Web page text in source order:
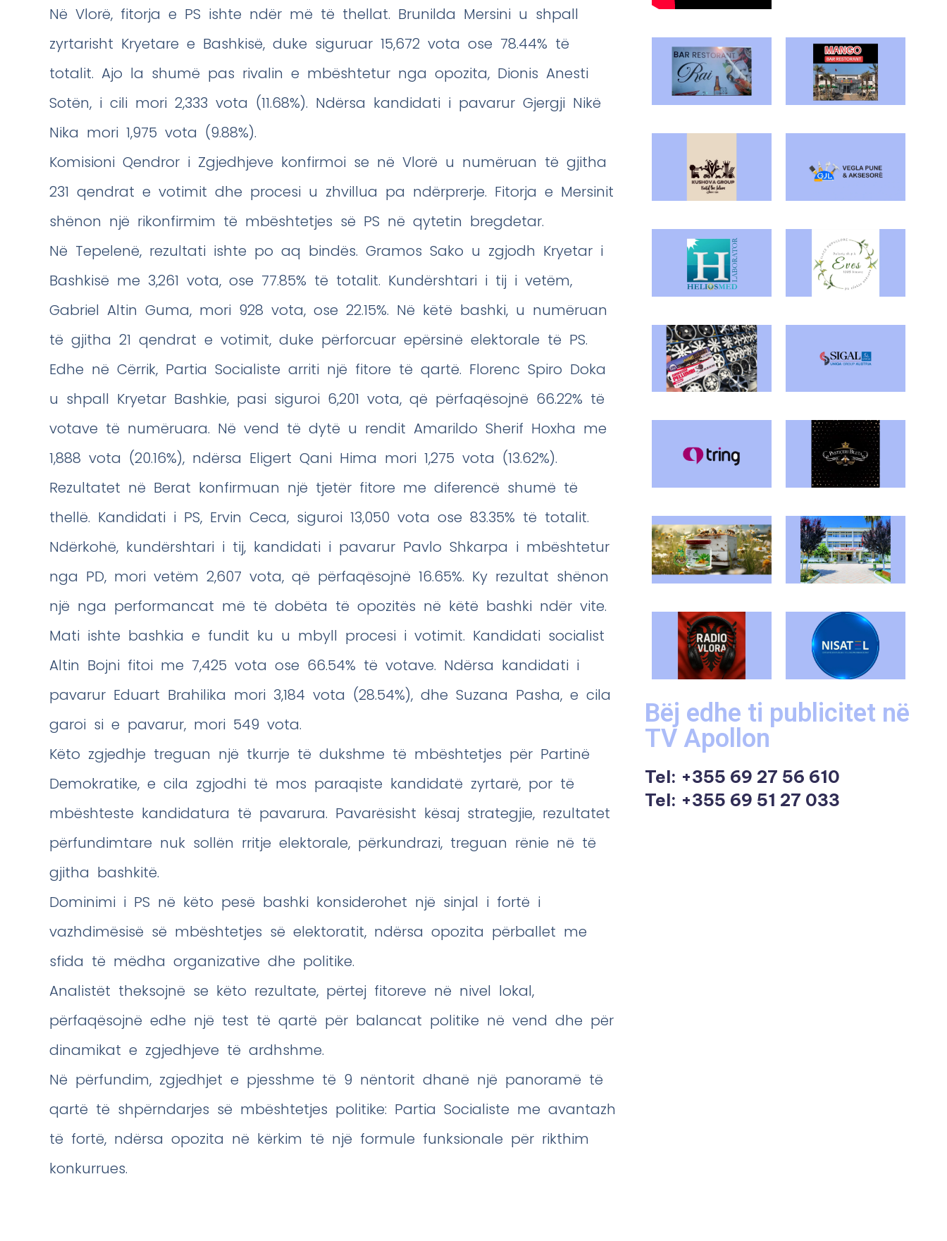
Në Vlorë, fitorja e PS ishte ndër më të thellat. Brunilda Mersini u shpall
zyrtarisht Kryetare e Bashkisë, duke siguruar 15,672 vota ose 78.44% të
totalit. Ajo la shumë pas rivalin e mbështetur nga opozita, Dionis Anesti
Sotën, i cili mori 2,333 vota (11.68%). Ndërsa kandidati i pavarur Gjergji Nikë
Nika mori 1,975 vota (9.88%).
Komisioni Qendror i Zgjedhjeve konfirmoi se në Vlorë u numëruan të gjitha
231 qendrat e votimit dhe procesi u zhvillua pa ndërprerje. Fitorja e Mersinit
shënon një rikonfirmim të mbështetjes së PS në qytetin bregdetar.
Në Tepelenë, rezultati ishte po aq bindës. Gramos Sako u zgjodh Kryetar i
Bashkisë me 3,261 vota, ose 77.85% të totalit. Kundërshtari i tij i vetëm,
Gabriel Altin Guma, mori 928 vota, ose 22.15%. Në këtë bashki, u numëruan
të gjitha 21 qendrat e votimit, duke përforcuar epërsinë elektorale të PS.
Edhe në Cërrik, Partia Socialiste arriti një fitore të qartë. Florenc Spiro Doka
u shpall Kryetar Bashkie, pasi siguroi 6,201 vota, që përfaqësojnë 66.22% të
votave të numëruara. Në vend të dytë u rendit Amarildo Sherif Hoxha me
1,888 vota (20.16%), ndërsa Eligert Qani Hima mori 1,275 vota (13.62%).
Rezultatet në Berat konfirmuan një tjetër fitore me diferencë shumë të
thellë. Kandidati i PS, Ervin Ceca, siguroi 13,050 vota ose 83.35% të totalit.
Ndërkohë, kundërshtari i tij, kandidati i pavarur Pavlo Shkarpa i mbështetur
nga PD, mori vetëm 2,607 vota, që përfaqësojnë 16.65%. Ky rezultat shënon
një nga performancat më të dobëta të opozitës në këtë bashki ndër vite.
Mati ishte bashkia e fundit ku u mbyll procesi i votimit. Kandidati socialist
Altin Bojni fitoi me 7,425 vota ose 66.54% të votave. Ndërsa kandidati i
pavarur Eduart Brahilika mori 3,184 vota (28.54%), dhe Suzana Pasha, e cila
garoi si e pavarur, mori 549 vota.
Këto zgjedhje treguan një tkurrje të dukshme të mbështetjes për Partinë
Demokratike, e cila zgjodhi të mos paraqiste kandidatë zyrtarë, por të
mbështeste kandidatura të pavarura. Pavarësisht kësaj strategjie, rezultatet
përfundimtare nuk sollën rritje elektorale, përkundrazi, treguan rënie në të
gjitha bashkitë.
Dominimi i PS në këto pesë bashki konsiderohet një sinjal i fortë i
vazhdimësisë së mbështetjes së elektoratit, ndërsa opozita përballet me
sfida të mëdha organizative dhe politike.
Analistët theksojnë se këto rezultate, përtej fitoreve në nivel lokal,
përfaqësojnë edhe një test të qartë për balancat politike në vend dhe për
dinamikat e zgjedhjeve të ardhshme.
Në përfundim, zgjedhjet e pjesshme të 9 nëntorit dhanë një panoramë të
qartë të shpërndarjes së mbështetjes politike: Partia Socialiste me avantazh
të fortë, ndërsa opozita në kërkim të një formule funksionale për rikthim
konkurrues.
Bëj edhe ti publicitet në
TV Apollon
Tel: +355 69 27 56 610
Tel: +355 69 51 27 033